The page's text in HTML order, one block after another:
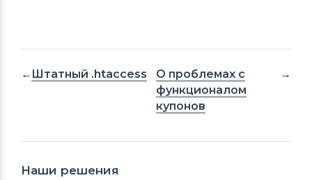
Штатный .htaccess
О проблемах с
функционалом
купонов
Наши решения